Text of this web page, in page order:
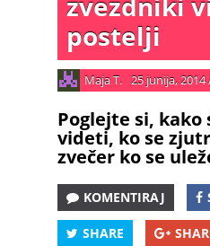
postelji
Maja T. 25 junija, 2014
Poglejte si, kako
videti, ko se
zvečer ko se
KOMENTIRAJ
SHARE